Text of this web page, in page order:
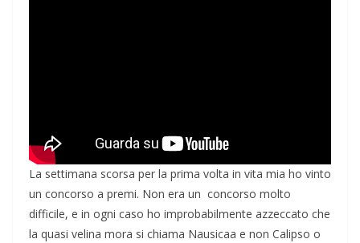
La settimana scorsa per la prima volta in vita mia ho vinto
un concorso a premi. Non era un concorso molto
difficile, e in ogni caso ho improbabilmente azzeccato che
la quasi velina mora si chiama Nausicaa e non Calipso o